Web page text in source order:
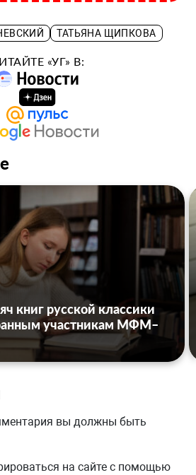
ТАТЬЯНА ЩИПКОВА
«УГ» В:
книг русской классики
участникам МФМ–
вы должны быть
на сайте с помощью